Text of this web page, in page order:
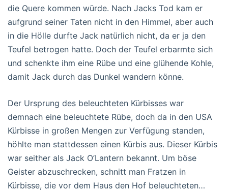
die Quere kommen würde. Nach Jacks Tod kam er
aufgrund seiner Taten nicht in den Himmel, aber auch
in die Hölle durfte Jack natürlich nicht, da er ja den
Teufel betrogen hatte. Doch der Teufel erbarmte sich
und schenkte ihm eine Rübe und eine glühende Kohle,
damit Jack durch das Dunkel wandern könne.
Der Ursprung des beleuchteten Kürbisses war
demnach eine beleuchtete Rübe, doch da in den USA
Kürbisse in großen Mengen zur Verfügung standen,
höhlte man stattdessen einen Kürbis aus. Dieser Kürbis
war seither als Jack O’Lantern bekannt. Um böse
Geister abzuschrecken, schnitt man Fratzen in
Kürbisse, die vor dem Haus den Hof beleuchteten…